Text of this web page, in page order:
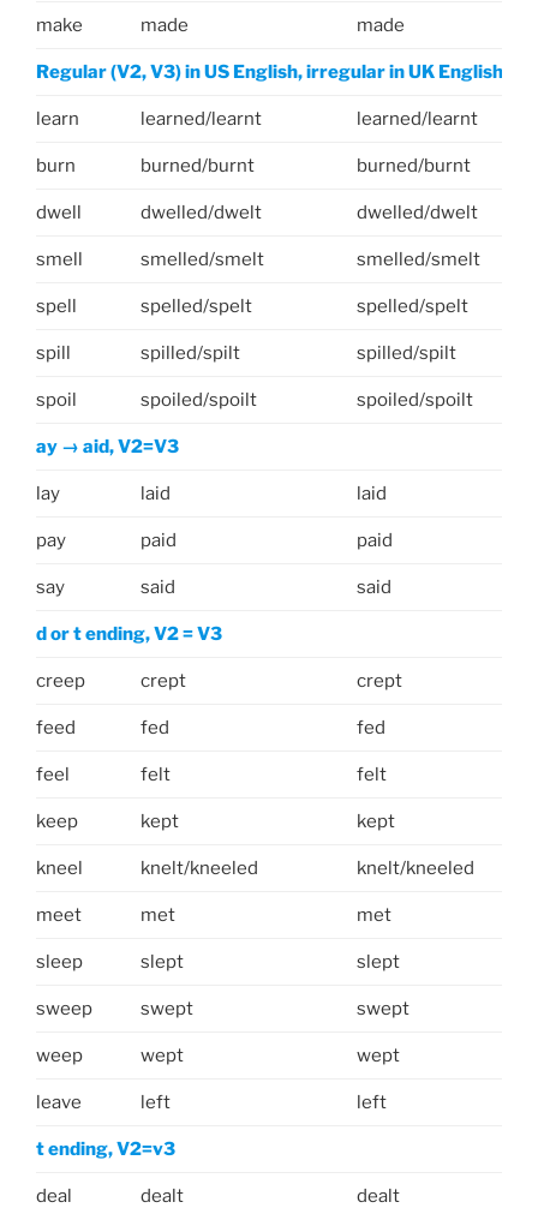
make made made
Regular (V2, V3) in US English, irregular in UK English
learn learned/learnt learned/learnt
burn burned/burnt burned/burnt
dwell dwelled/dwelt dwelled/dwelt
smell smelled/smelt smelled/smelt
spell spelled/spelt spelled/spelt
spill spilled/spilt spilled/spilt
spoil spoiled/spoilt spoiled/spoilt
ay → aid, V2=V3
lay laid laid
pay paid paid
say said said
d or t ending, V2 = V3
creep crept crept
feed fed fed
feel felt felt
keep kept kept
kneel knelt/kneeled knelt/kneeled
meet met met
sleep slept slept
sweep swept swept
weep wept wept
leave left left
t ending, V2=v3
deal dealt dealt